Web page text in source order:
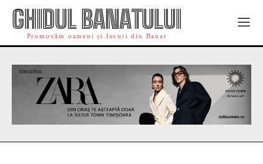
GHIDUL BANATULUI
Promovăm oameni și locuri din Banat